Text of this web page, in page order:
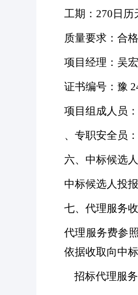
工期： 270日
质量要求：合格
项目经理：吴
证书编号：豫
项目组成人员
、专职安全员
六、中标候选
中标候选人投
七、代理服务
代理服务费参
依据收取向中标
招标代理服务